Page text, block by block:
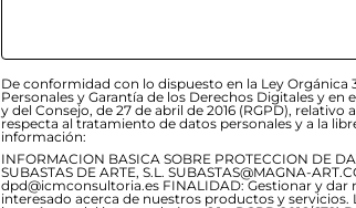
De conformidad con lo dispuesto en la Ley
Personales y Garantía de los Derechos Digitales y
y del Consejo, de 27 de abril de 2016 (RGPD),
respecta al tratamiento de datos personales y a la
información:
INFORMACION BASICA SOBRE PROTECCION DE
SUBASTAS DE ARTE, S.L. SUBASTAS@MAGNA-
dpd@icmconsultoria.es FINALIDAD: Gestionar y dar
interesado acerca de nuestros productos y servicios.